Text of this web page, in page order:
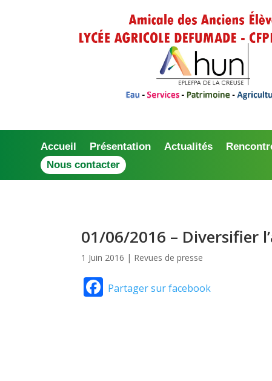
Accueil Présentation Actualités
Nous contacter
01/06/2016 – Diversifier
1 Juin 2016 | Revues de presse
Facebook
Partager sur facebook